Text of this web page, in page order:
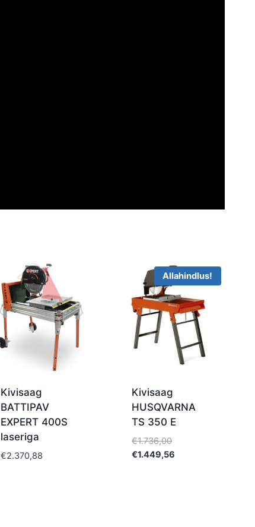
Kivisaag
BATTIPAV
EXPERT 400S
laseriga
€2.370,88
Allahindlus!
Kivisaag
HUSQVARNA
TS 350 E
€1.736,00Algne
hind
€1.449,56